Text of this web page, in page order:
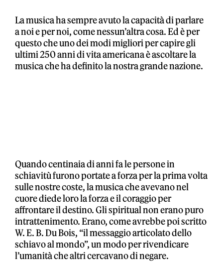
La musica ha sempre avuto la capacità di parlare
a noi e per noi, come nessun’altra cosa. Ed è per
questo che uno dei modi migliori per capire gli
ultimi 250 anni di vita americana è ascoltare la
musica che ha definito la nostra grande nazione.
Quando centinaia di anni fa le persone in
schiavitù furono portate a forza per la prima volta
sulle nostre coste, la musica che avevano nel
cuore diede loro la forza e il coraggio per
affrontare il destino. Gli spiritual non erano puro
intrattenimento. Erano, come avrebbe poi scritto
W. E. B. Du Bois, “il messaggio articolato dello
schiavo al mondo”, un modo per rivendicare
l’umanità che altri cercavano di negare.